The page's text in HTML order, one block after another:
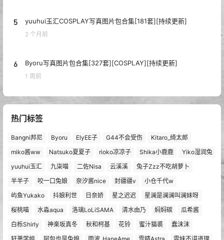
5 yuuhui玉汇COSPLAY写真图片包合集[181套][持续更新]
2 个月前
6 Byoru写真图片包合集[327套][COSPLAY][持续更新]
1 周前
热门标签
Bangni邦尼 Byoru ElyEE子 G44不会受伤
Kitaro_绮太郎
miko酱ww
Natsuko夏夏子 rioko凉凉子 Shika小鹿鹿
Yiko湿润兔
yuuhui玉汇
九柒喵 二佐Nisa 云溪溪
兔子Zzz不吃胡萝卜
半半子
咬一口兔娘 奈汐酱nice 封疆疆v
小仓千代w
屿鱼Yukako
抖娘利世 日奈娇 星之迟迟
星澜是澜澜叫澜妹呀
桜桃喵
水淼aqua 洛璃LoLiSAMA 清水由乃 焖焖碳
瓜希酱
白栎Shirly
神楽坂真冬 秋和柯基 花铃 蜜汁猫裘
蠢沫沫